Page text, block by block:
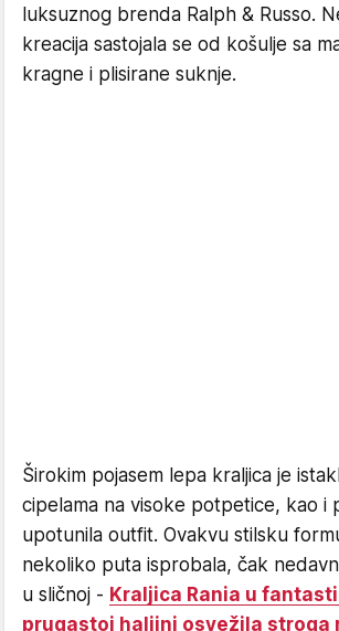
luksuznog brenda Ralph & Russo.
kreacija sastojala se od košulje sa
kragne i plisirane suknje.
Širokim pojasem lepa kraljica je
cipelama na visoke potpetice, kao i
upotunila outfit. Ovakvu stilsku
nekoliko puta isprobala, čak
u sličnoj - Kraljica Rania u
prugastoj haljini osvežila stroga